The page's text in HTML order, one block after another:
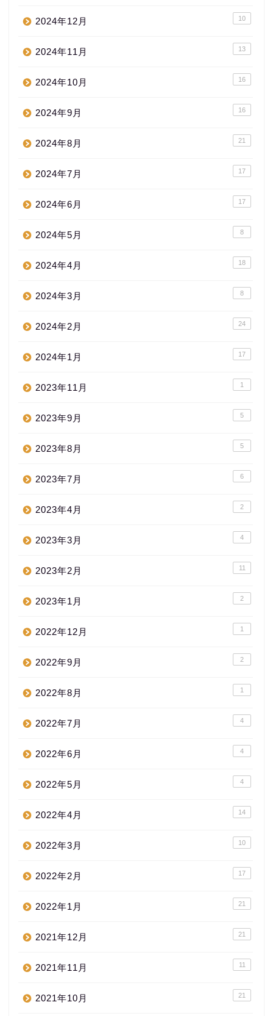
2024年12月 10
2024年11月 13
2024年10月 16
2024年9月 16
2024年8月 21
2024年7月 17
2024年6月 17
2024年5月 8
2024年4月 18
2024年3月 8
2024年2月 24
2024年1月 17
2023年11月 1
2023年9月 5
2023年8月 5
2023年7月 6
2023年4月 2
2023年3月 4
2023年2月 11
2023年1月 2
2022年12月 1
2022年9月 2
2022年8月 1
2022年7月 4
2022年6月 4
2022年5月 4
2022年4月 14
2022年3月 10
2022年2月 17
2022年1月 21
2021年12月 21
2021年11月 11
2021年10月 21